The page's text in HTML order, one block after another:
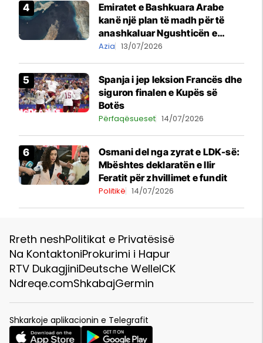
Emiratet e Bashkuara Arabe
kanë një plan të madh për të
anashkaluar Ngushticën e
Hormuzit
Azia 13/07/2026
Spanja i jep leksion Francës dhe
siguron finalen e Kupës së
Botës
Përfaqësueset 14/07/2026
​Osmani del nga zyrat e LDK-së:
Mbështes deklaratën e Ilir
Feratit për zhvillimet e fundit
Politikë 14/07/2026
Rreth neshPolitikat e Privatësisë
Na KontaktoniProkurimi i Hapur
RTV DukagjiniDeutsche WelleICK
Ndreqe.comShkabajGermin
Shkarkoje aplikacionin e Telegrafit